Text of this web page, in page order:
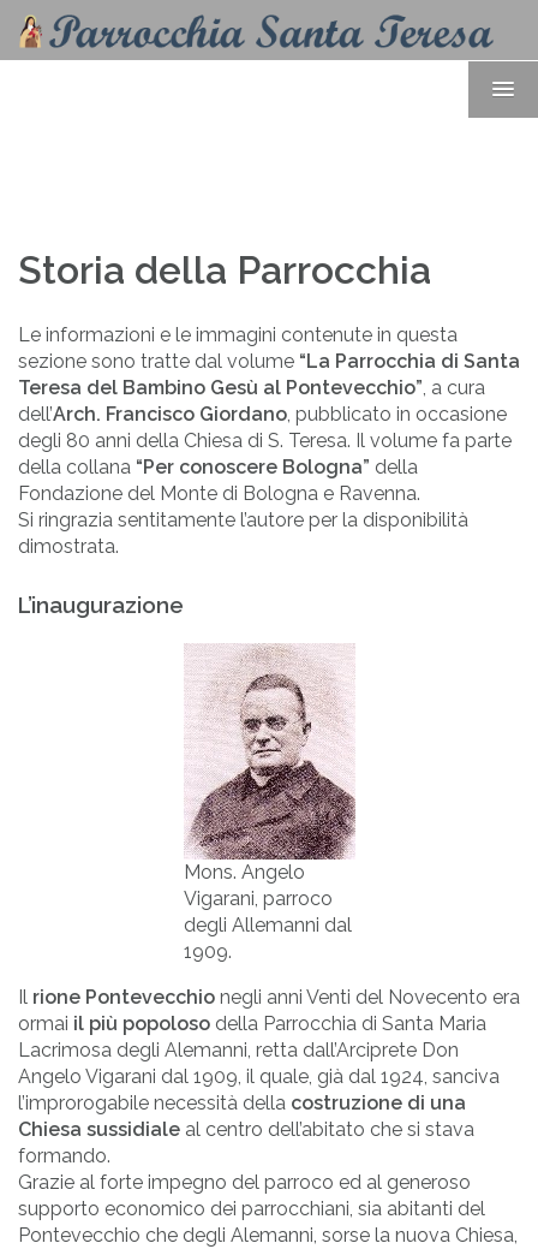
Storia della Parrocchia
Le informazioni e le immagini contenute in questa
sezione sono tratte dal volume “La Parrocchia di Santa
Teresa del Bambino Gesù al Pontevecchio”, a cura
dell’Arch. Francisco Giordano, pubblicato in occasione
degli 80 anni della Chiesa di S. Teresa. Il volume fa parte
della collana “Per conoscere Bologna” della
Fondazione del Monte di Bologna e Ravenna.
Si ringrazia sentitamente l’autore per la disponibilità
dimostrata.
L’inaugurazione
Mons. Angelo
Vigarani, parroco
degli Allemanni dal
1909.
Il rione Pontevecchio negli anni Venti del Novecento era
ormai il più popoloso della Parrocchia di Santa Maria
Lacrimosa degli Alemanni, retta dall’Arciprete Don
Angelo Vigarani dal 1909, il quale, già dal 1924, sanciva
l’improrogabile necessità della costruzione di una
Chiesa sussidiale al centro dell’abitato che si stava
formando.
Grazie al forte impegno del parroco ed al generoso
supporto economico dei parrocchiani, sia abitanti del
Pontevecchio che degli Alemanni, sorse la nuova Chiesa,